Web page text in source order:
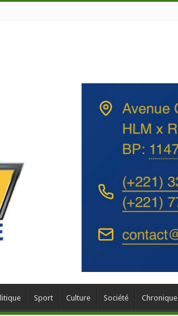
Sport Culture Société Chronique